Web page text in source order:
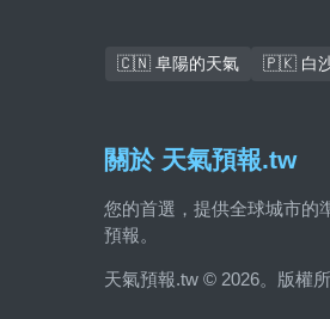
🇨🇳 阜陽的天氣 🇵🇰 白
關於 天氣預報.tw
您的首選，提供全球城市的
預報。
天氣預報.tw © 2026。版權所